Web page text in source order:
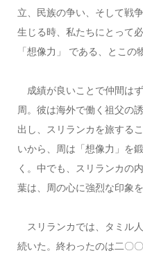
立、民族の争い、そして戦
生じる時、私たちにとって
「想像力」 である、とこの
成績が良いことで仲間は
周。彼は海外で働く祖父の
出し、スリランカを旅する
いから、周は「想像力」を
く。中でも、スリランカの
葉は、周の心に強烈な印象を
スリランカでは、タミル
続いた。終わったのは二〇